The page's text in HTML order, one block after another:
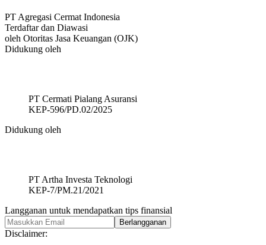
PT Agregasi Cermat Indonesia
Terdaftar dan Diawasi
oleh Otoritas Jasa Keuangan (OJK)
Didukung oleh
PT Cermati Pialang Asuransi
KEP-596/PD.02/2025
Didukung oleh
PT Artha Investa Teknologi
KEP-7/PM.21/2021
Langganan untuk mendapatkan tips finansial
Berlangganan
Disclaimer: